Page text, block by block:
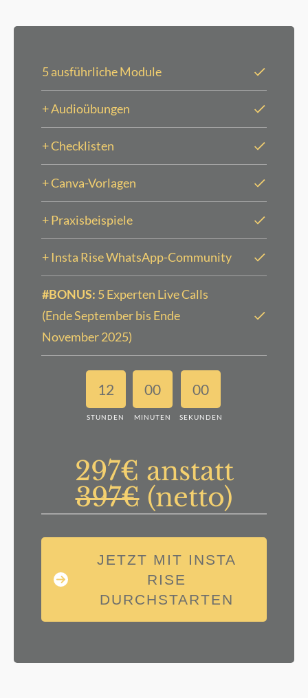
5 ausführliche Module
+ Audioübungen
+ Checklisten
+ Canva-Vorlagen
+ Praxisbeispiele
+ Insta Rise WhatsApp-Community
#BONUS: 5 Experten Live Calls
(Ende September bis Ende
November 2025)
12
STUNDEN
00
MINUTEN
00
SEKUNDEN
297€ anstatt
397€(netto)
JETZT MIT INSTA
RISE
DURCHSTARTEN